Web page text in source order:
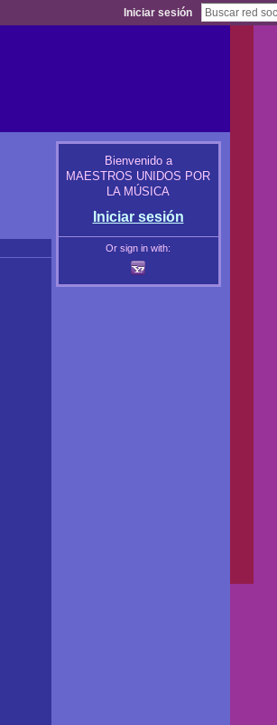
Iniciar sesión
Bienvenido a
MAESTROS UNIDOS POR
LA MÚSICA
Iniciar sesión
Or sign in with: